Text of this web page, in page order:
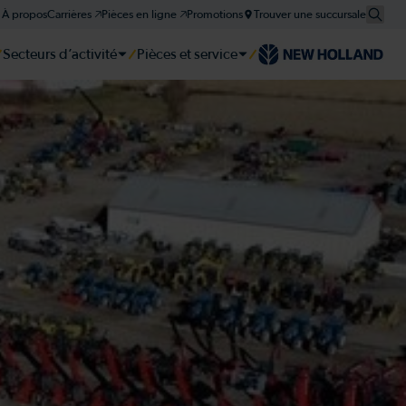
À proposCarrières 🡥Pièces en ligne 🡥Promotions Trouver une succursale
Secteurs d’activité Pièces et service
et plan d'entretien